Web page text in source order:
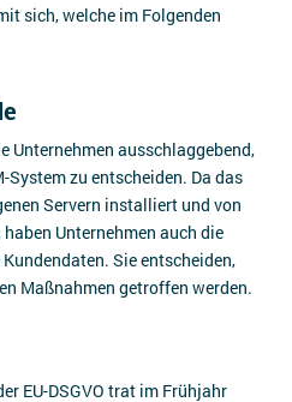
sich, welche im Folgenden
Unternehmen ausschlaggebend,
System zu entscheiden. Da das
Servern installiert und von
Unternehmen auch die
Sie entscheiden,
Maßnahmen getroffen werden.
EU-DSGVO trat im Frühjahr